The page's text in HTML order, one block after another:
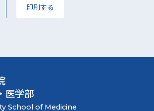
印刷する
医学部